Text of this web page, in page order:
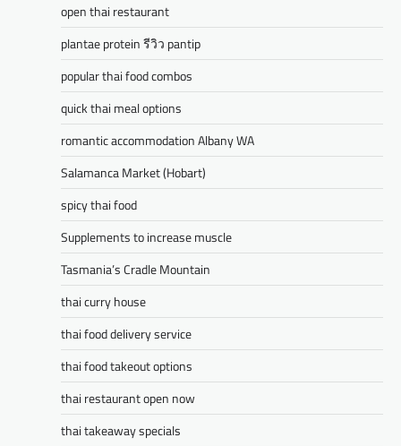
open thai restaurant
plantae protein รีวิว pantip
popular thai food combos
quick thai meal options
romantic accommodation Albany WA
Salamanca Market (Hobart)
spicy thai food
Supplements to increase muscle
Tasmania’s Cradle Mountain
thai curry house
thai food delivery service
thai food takeout options
thai restaurant open now
thai takeaway specials